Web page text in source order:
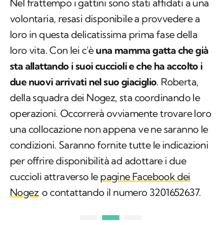
Nel frattempo i gattini sono stati affidati a una
volontaria, resasi disponibile a provvedere a
loro in questa delicatissima prima fase della
loro vita. Con lei c’è una mamma gatta che già
sta allattando i suoi cuccioli e che ha accolto i
due nuovi arrivati nel suo giaciglio. Roberta,
della squadra dei Nogez, sta coordinando le
operazioni. Occorrerà ovviamente trovare loro
una collocazione non appena ve ne saranno le
condizioni. Saranno fornite tutte le indicazioni
per offrire disponibilità ad adottare i due
cuccioli attraverso le pagine Facebook dei
Nogez o contattando il numero 3201652637.